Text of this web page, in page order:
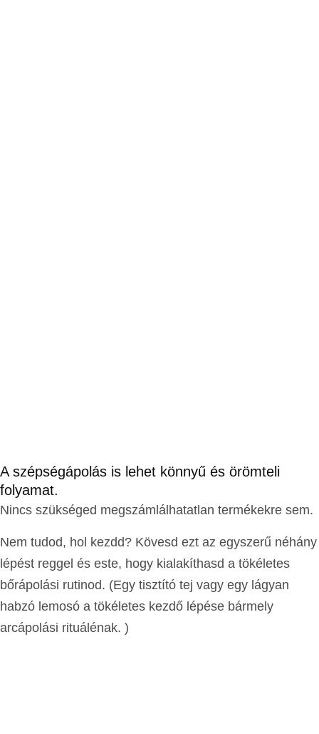
A szépségápolás is lehet könnyű és örömteli
folyamat.
Nincs szükséged megszámlálhatatlan termékekre sem.
Nem tudod, hol kezdd? Kövesd ezt az egyszerű néhány
lépést reggel és este, hogy kialakíthasd a tökéletes
bőrápolási rutinod. (Egy tisztító tej vagy egy lágyan
habzó lemosó a tökéletes kezdő lépése bármely
arcápolási rituálénak. )